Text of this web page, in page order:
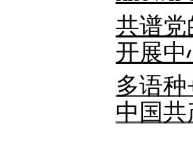
共谱党
开展
多语种
中国